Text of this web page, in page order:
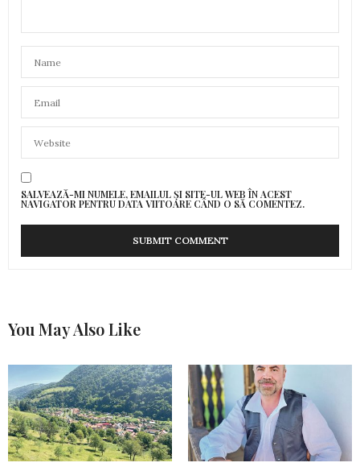
SALVEAZĂ-MI NUMELE, EMAILUL ȘI SITE-UL WEB ÎN ACEST
NAVIGATOR PENTRU DATA VIITOARE CÂND O SĂ COMENTEZ.
You May Also Like